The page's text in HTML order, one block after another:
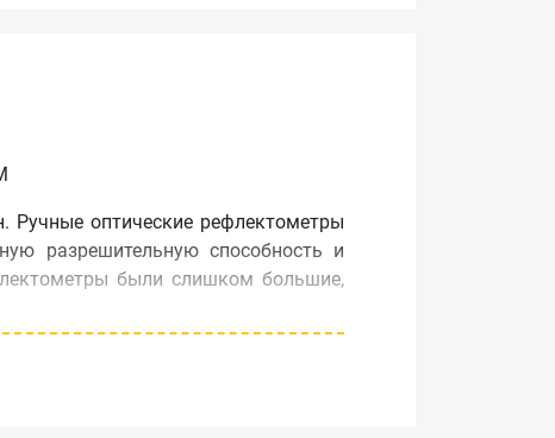
Ручные оптические рефлектометры
разрешительную способность и
были слишком большие,